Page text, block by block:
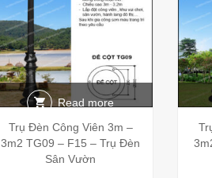
Read more
Trụ Đèn Công Viên 3m –
3m2 TG09 – F15 – Trụ Đèn
Sân Vườn